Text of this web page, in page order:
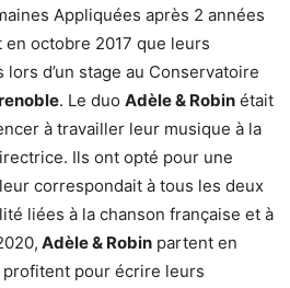
Appliquées après 2 années
en octobre 2017 que leurs
d’un stage au Conservatoire
. Le duo Adèle & Robin était
à travailler leur musique à la
Ils ont opté pour une
correspondait à tous les deux
liées à la chanson française et à
Adèle & Robin partent en
profitent pour écrire leurs